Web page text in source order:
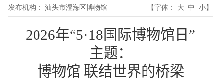
发布机构： 汕头市澄海区博物馆 【字体： 大 中 小】
2026年“5·18 国际博物馆日”
主题：
博物馆 联结世界的桥梁